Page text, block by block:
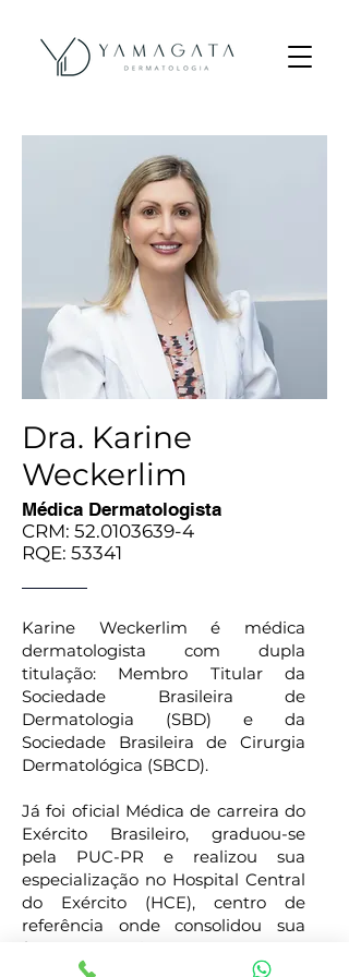
Dra. Karine
Weckerlim
Médica Dermatologista
CRM: 52.0103639-4
RQE: 53341
Karine Weckerlim é médica
dermatologista com dupla
titulação: Membro Titular da
Sociedade Brasileira de
Dermatologia (SBD) e da
Sociedade Brasileira de Cirurgia
Dermatológica (SBCD).
Já foi oficial Médica de carreira do
Exército Brasileiro, graduou-se
pela PUC-PR e realizou sua
especialização no Hospital Central
do Exército (HCE), centro de
referência onde consolidou sua
formação técnica.